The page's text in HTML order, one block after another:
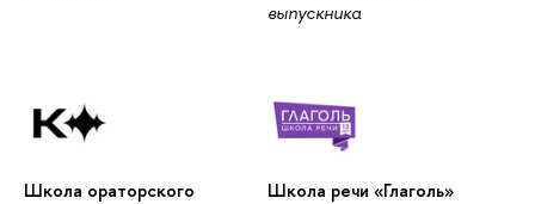
выпускника
Школа ораторского
Школа речи «Глаголь»